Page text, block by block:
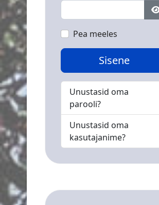
Pea meeles
Sisene
Unustasid oma
parooli?
Unustasid oma
kasutajanime?